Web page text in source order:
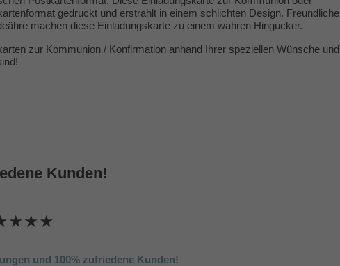
gedruckt und erstrahlt in einem schlichten Design. Freundliche
machen diese Einladungskarte zu einem wahren Hingucker.
zur Kommunion / Konfirmation anhand Ihrer speziellen Wünsche und
Kunden!
und 100% zufriedene Kunden!